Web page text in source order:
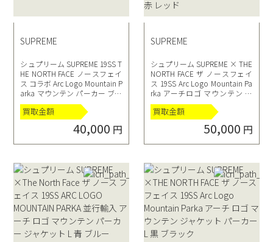
SUPREME
シュプリーム SUPREME 19SS T
HE NORTH FACE ノースフェイ
ス コラボ Arc Logo Mountain P
arka マウンテン パーカー ブル
ー M
買取金額
40,000 円
SUPREME
シュプリーム SUPREME × THE
NORTH FACE ザ ノースフェイ
ス 19SS Arc Logo Mountain Pa
rka アーチロゴ マウンテン パ
ーカー NP11901I S 赤 レッド
買取金額
50,000 円